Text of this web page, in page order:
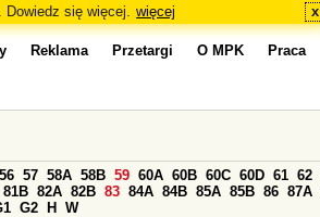
się więcej. więcej x
Reklama Przetargi O MPK Praca
56 57 58A 58B 59 60A 60B 60C 60D 61 62
81B 82A 82B 83 84A 84B 85A 85B 86 87A
G2 H W